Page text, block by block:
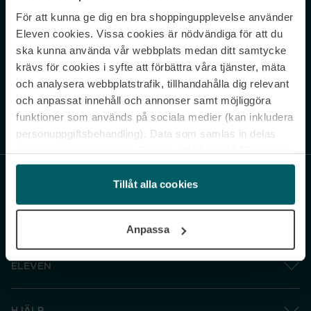
För att kunna ge dig en bra shoppingupplevelse använder
Eleven cookies. Vissa cookies är nödvändiga för att du
ska kunna använda vår webbplats medan ditt samtycke
krävs för cookies i syfte att förbättra våra tjänster, mäta
och analysera webbplatstrafik, tillhandahålla dig relevant
och anpassat innehåll och annonser samt möjliggöra
funktioner som används på sociala medier (kan inkludera
personuppgiftsbehandling). Data som samlas in delas
och gå vidare” accepterar du samtliga cookies medan du
under ”Inställningar” kan anpassa användningen av
cookies. Du kan återkalla ditt samtycke när som helst.
Tillåt alla cookies
Anpassa
Never miss a beat.
Sign up to our newsletter.
Genom att prenumerera accepterar du vår Integritetspolicy. Avprenumerera
ELEVEN